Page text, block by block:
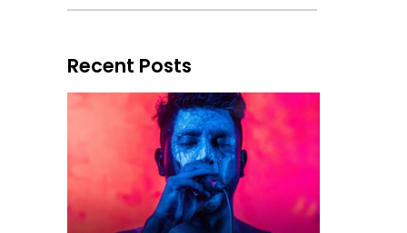
Recent Posts